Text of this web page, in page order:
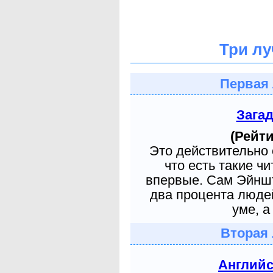
Три
Первая
Это
что есть такие
впервые. Сам
два процента
уме, а
Вторая